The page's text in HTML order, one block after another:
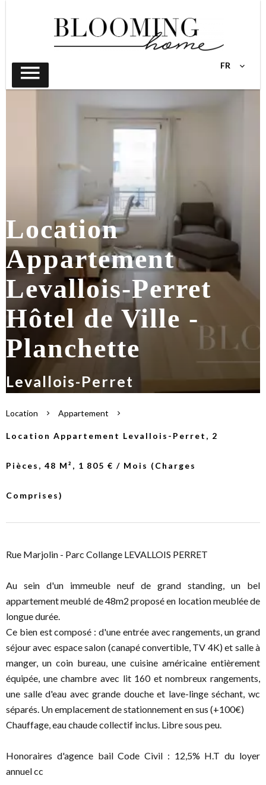
FR
Location
Appartement
Levallois-Perret
Hôtel de Ville -
Planchette
Levallois-Perret
Location Appartement
Location Appartement Levallois-Perret, 2
Pièces, 48 M², 1 805 € / Mois (Charges
Comprises)
Rue Marjolin - Parc Collange LEVALLOIS PERRET
Au sein d'un immeuble neuf de grand standing, un bel
appartement meublé de 48m2 proposé en location meublée de
longue durée.
Ce bien est composé : d'une entrée avec rangements, un grand
séjour avec espace salon (canapé convertible, TV 4K) et salle à
manger, un coin bureau, une cuisine américaine entièrement
équipée, une chambre avec lit 160 et nombreux rangements,
une salle d'eau avec grande douche et lave-linge séchant, wc
séparés. Un emplacement de stationnement en sus (+100€)
Chauffage, eau chaude collectif inclus. Libre sous peu.
Honoraires d'agence bail Code Civil : 12,5% H.T du loyer
annuel cc